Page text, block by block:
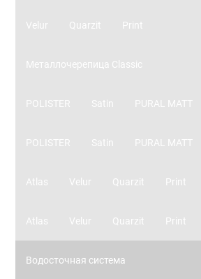
Velur Quarzit Print
Металлочерепица Classic
POLISTER
POLISTER
Satin
Satin
PURAL MATT
PURAL MATT
Atlas
Atlas
Velur
Velur
Quarzit
Quarzit
Print
Print
Водосточная система